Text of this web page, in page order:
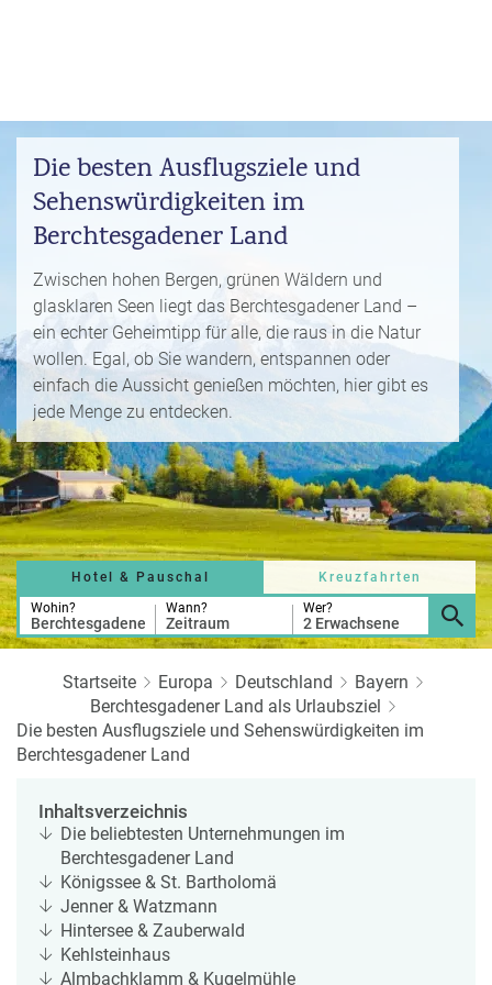
o
R
s
zi
el
e
d
e
s
M
o
n
at
s
i
s
e
e
x
n
o
n
o
h
a
e
i
e
n
K
r
u
z
f
a
rt
n
p
e
a
s
F
r
ü
h
b
u
h
e
r
L
st
M
in
ut
e
U
W
or
of
WhatsApp
Telegram
X /
Twitter
Die besten Ausflugsziele und
Sehenswürdigkeiten im
Berchtesgadener Land
Zwischen hohen Bergen, grünen Wäldern und
glasklaren Seen liegt das Berchtesgadener Land –
ein echter Geheimtipp für alle, die raus in die Natur
wollen. Egal, ob Sie wandern, entspannen oder
einfach die Aussicht genießen möchten, hier gibt es
jede Menge zu entdecken.
Hotel & Pauschal
Kreuzfahrten
Wohin?
Berchtesgadener Land
Wann?
Zeitraum
Wer?
2 Erwachsene
Startseite Europa Deutschland
Bayern
Berchtesgadener Land als Urlaubsziel
Die besten Ausflugsziele und Sehenswürdigkeiten im
Berchtesgadener Land
Inhaltsverzeichnis
Die beliebtesten Unternehmungen im
Berchtesgadener Land
Königssee & St. Bartholomä
Jenner & Watzmann
Hintersee & Zauberwald
Kehlsteinhaus
Almbachklamm & Kugelmühle